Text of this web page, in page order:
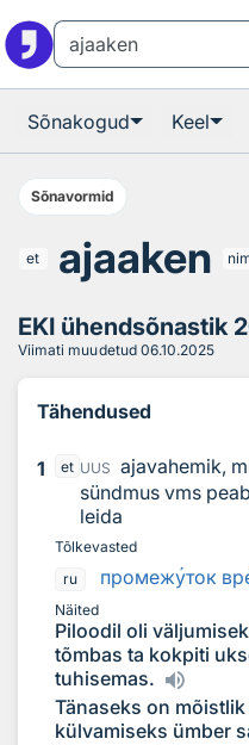
Sõnakogud Keel
Sõnavormid
et ajaaken
EKI ühendsõnastik
Viimati muudetud 06.10.2025
Tähendused
1 et UUS
ajavahemik,
sündmus vms
leida
Tõlkevasted
ru
промежуток вр
Näited
Piloodil oli
tõmbas ta kokpiti
tuhisemas.
Tänaseks on
külvamiseks ümber